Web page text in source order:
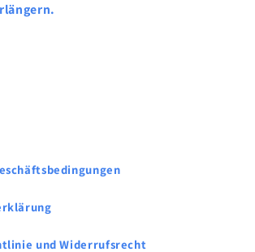
und Widerrufsrecht